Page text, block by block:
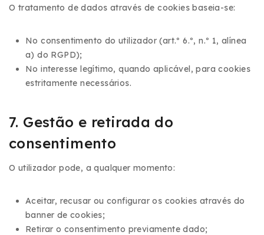
O tratamento de dados através de cookies baseia-se:
No consentimento do utilizador (art.º 6.º, n.º 1, alínea
a) do RGPD);
No interesse legítimo, quando aplicável, para cookies
estritamente necessários.
7. Gestão e retirada do
consentimento
O utilizador pode, a qualquer momento:
Aceitar, recusar ou configurar os cookies através do
banner de cookies;
Retirar o consentimento previamente dado;